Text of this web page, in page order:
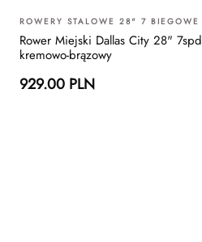
ROWERY STALOWE 28" 7 BIEGOWE
Rower Miejski Dallas City 28" 7spd
kremowo-brązowy
929.00 PLN